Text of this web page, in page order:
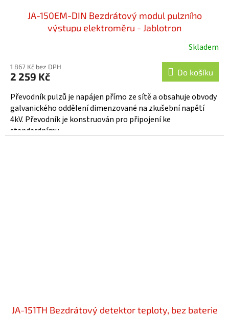
JA-150EM-DIN Bezdrátový modul pulzního
výstupu elektroměru - Jablotron
Skladem
1 867 Kč bez DPH
2 259 Kč Do košíku
Převodník pulzů je napájen přímo ze sítě a obsahuje obvody
galvanického oddělení dimenzované na zkušební napětí
4kV. Převodník je konstruován pro připojení ke
standardnímu...
JA-151TH Bezdrátový detektor teploty, bez baterie